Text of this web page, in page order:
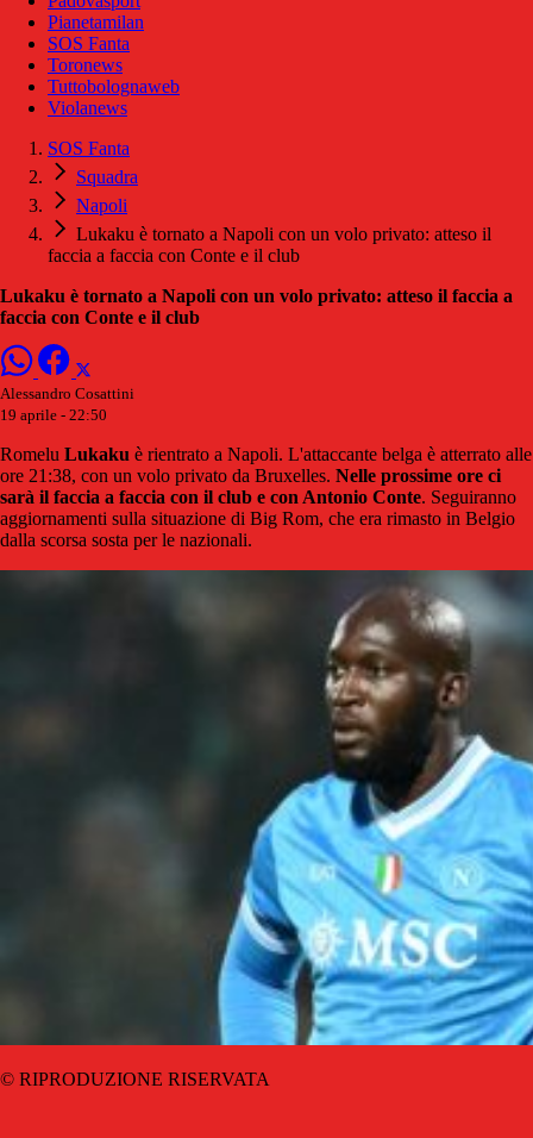
Pianetamilan
SOS Fanta
Toronews
Tuttobolognaweb
Violanews
SOS Fanta
Squadra
Napoli
Lukaku è tornato a Napoli con un volo privato: atteso il
faccia a faccia con Conte e il club
Lukaku è tornato a Napoli con un volo privato: atteso il faccia a
faccia con Conte e il club
Alessandro Cosattini
19 aprile - 22:50
Romelu Lukaku è rientrato a Napoli. L'attaccante belga è atterrato alle
ore 21:38, con un volo privato da Bruxelles. Nelle prossime ore ci
sarà il faccia a faccia con il club e con Antonio Conte. Seguiranno
aggiornamenti sulla situazione di Big Rom, che era rimasto in Belgio
dalla scorsa sosta per le nazionali.
© RIPRODUZIONE RISERVATA